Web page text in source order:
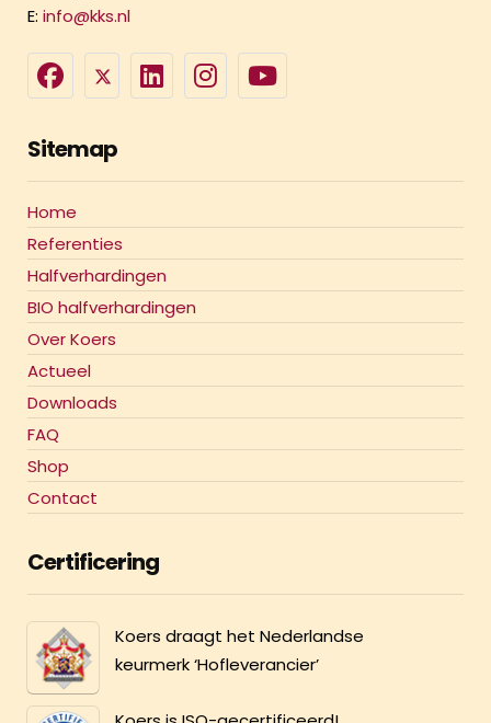
E: info@kks.nl
Sitemap
Home
Referenties
Halfverhardingen
BIO halfverhardingen
Over Koers
Actueel
Downloads
FAQ
Shop
Contact
Certificering
Koers draagt het Nederlandse
keurmerk ‘Hofleverancier’